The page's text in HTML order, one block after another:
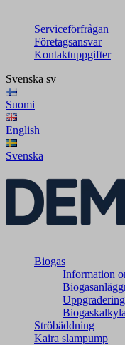
Serviceförfrågan
Företagsansvar
Kontaktuppgifter
Svenska sv
Suomi
English
Svenska
Biogas
Information
Ströbäddning
Kaira slampump